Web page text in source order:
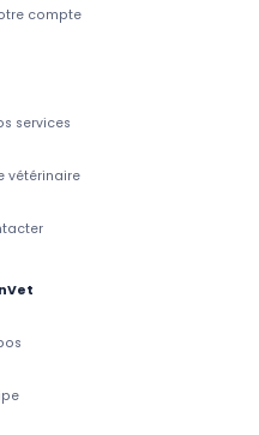
compte
services
vétérinaire